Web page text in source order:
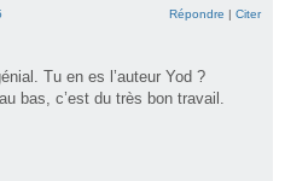
Répondre | Citer
Tu en es l’auteur Yod ?
bas, c’est du très bon travail.